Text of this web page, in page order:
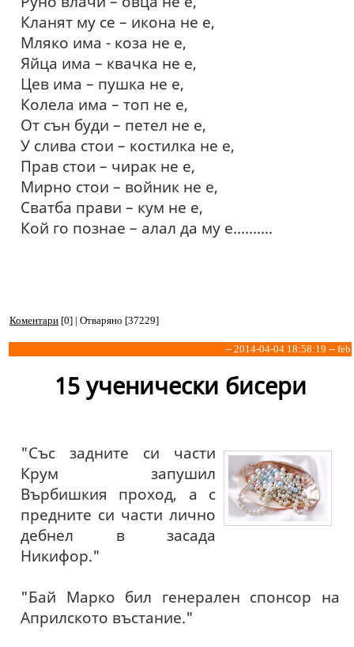
Кланят му се – икона не е,
Мляко има - коза не е,
Яйца има – квачка не е,
Цев има – пушка не е,
Колела има – топ не е,
От сън буди – петел не е,
У слива стои – костилка не е,
Прав стои – чирак не е,
Мирно стои – войник не е,
Сватба прави – кум не е,
Кой го познае – алал да му е..........
Коментари [0] | Отваряно [37229]
-- 2014-04-04 18:58:19 -- feb
15 ученически бисери
"Със задните си части
Крум запушил
Върбишкия проход, а с
предните си части лично
дебнел в засада
Никифор."
"Бай Марко бил генерален спонсор на
Априлското въстание."